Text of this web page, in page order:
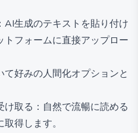
AI生成のテキストを貼り付け
フォームに直接アップロー
好みの人間化オプションと
取る：自然で流暢に読める
得します。